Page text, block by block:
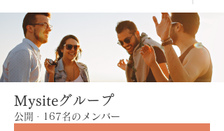
Mysiteグループ
公開 · 167名のメンバー